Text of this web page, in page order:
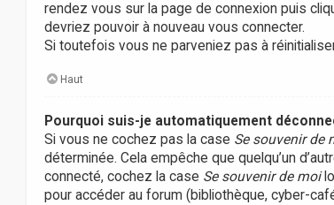
rendez vous sur la page de connexion puis
devriez pouvoir à nouveau vous connecter.
Si toutefois vous ne parveniez pas à
Haut
Pourquoi suis-je automatiquement
Si vous ne cochez pas la case Se souvenir de
déterminée. Cela empêche que quelqu’un
connecté, cochez la case Se souvenir de moi
pour accéder au forum (bibliothèque, cyber-